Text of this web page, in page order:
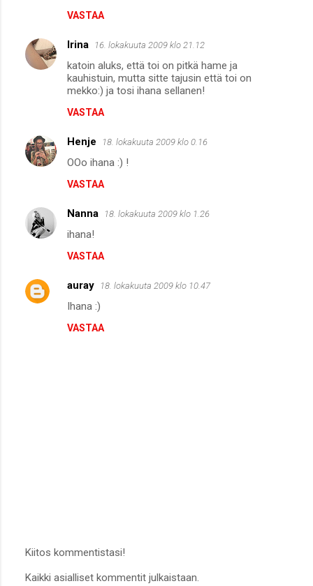
VASTAA
Irina 16. lokakuuta 2009 klo 21.12
katoin aluks, että toi on pitkä hame ja
kauhistuin, mutta sitte tajusin että toi on
mekko:) ja tosi ihana sellanen!
VASTAA
Henje 18. lokakuuta 2009 klo 0.16
OOo ihana :) !
VASTAA
Nanna 18. lokakuuta 2009 klo 1.26
ihana!
VASTAA
auray 18. lokakuuta 2009 klo 10.47
Ihana :)
VASTAA
ä
Kiitos kommentistasi!
Kaikki asialliset kommentit julkaistaan.